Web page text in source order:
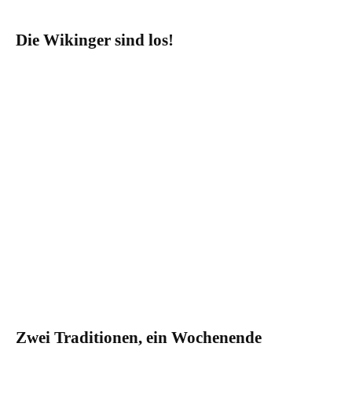
Die Wikinger sind los!
Zwei Traditionen, ein Wochenende